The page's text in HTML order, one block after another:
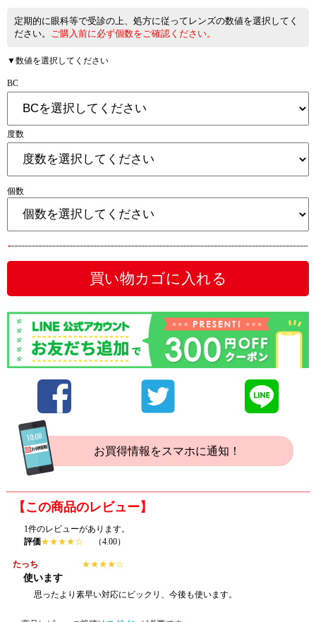
定期的に眼科等で受診の上、処方に従ってレンズの数値を選択してく
ださい。
ご購入前に必ず個数をご確認ください。
▼数値を選択してください
BC
度数
個数
買い物カゴに入れる
お買得情報をスマホに通知！
【この商品のレビュー】
1件のレビューがあります。
評価★★★★☆ （4.00）
★★★★☆
たっち
使います
思ったより素早い対応にビックリ、今後も使います。